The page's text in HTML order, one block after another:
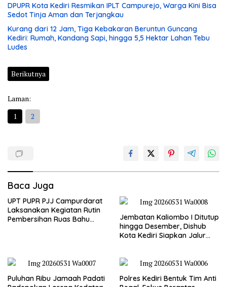
DPUPR Kota Kediri Resmikan IPLT Campurejo, Warga Kini Bisa
Sedot Tinja Aman dan Terjangkau
Kurang dari 12 Jam, Tiga Kebakaran Beruntun Guncang
Kediri: Rumah, Kandang Sapi, hingga 5,5 Hektar Lahan Tebu
Ludes
Berikutnya
Laman:
1
2
Baca Juga
UPT PUPR PJJ Campurdarat
Laksanakan Kegiatan Rutin
Pembersihan Ruas Bahu
Jembatan Kaliombo I Ditutup
hingga Desember, Dishub
Kota Kediri Siapkan Jalur
Puluhan Ribu Jamaah Padati
Polres Kediri Bentuk Tim Anti